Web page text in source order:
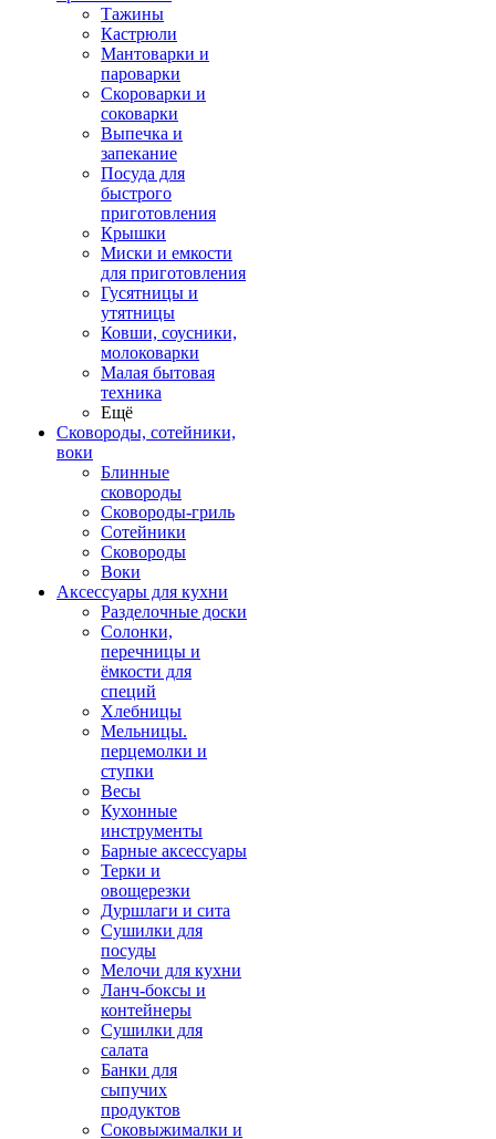
Тажины
Кастрюли
Мантоварки и
пароварки
Скороварки и
соковарки
Выпечка и
запекание
Посуда для
быстрого
приготовления
Крышки
Миски и емкости
для приготовления
Гусятницы и
утятницы
Ковши, соусники,
молоковарки
Малая бытовая
техника
Ещё
Сковороды, сотейники,
воки
Блинные
сковороды
Сковороды-гриль
Сотейники
Сковороды
Воки
Аксессуары для кухни
Разделочные доски
Солонки,
перечницы и
ёмкости для
специй
Хлебницы
Мельницы.
перцемолки и
ступки
Весы
Кухонные
инструменты
Барные аксессуары
Терки и
овощерезки
Дуршлаги и сита
Сушилки для
посуды
Мелочи для кухни
Ланч-боксы и
контейнеры
Сушилки для
салата
Банки для
сыпучих
продуктов
Соковыжималки и